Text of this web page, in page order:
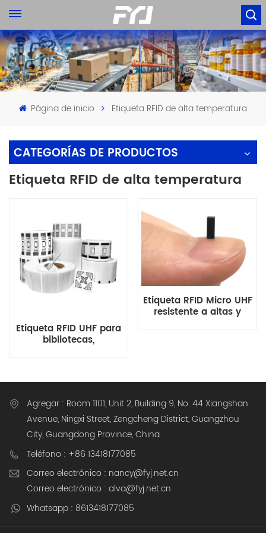
Página de inicio Etiqueta RFID de alta temperatura
CATEGORÍAS DE PRODUCTOS
Etiqueta RFID de alta temperatura
Etiqueta RFID UHF para
bibliotecas,
cama, tejidos,
personalización
Etiqueta RFID Micro UHF
resistente a altas y
Agregar : Room 1101, Unit 2, Building 9, No. 44 Xiangshan
Avenue, Ningxi Street, Zengcheng District, Guangzhou
City, Guangdong Province, China
Teléfono : +86 13418177085
Correo electrónico : nancy@fyj.net.cn
Correo electrónico : alva@fyj.net.cn
Whatsapp : 8613418177085